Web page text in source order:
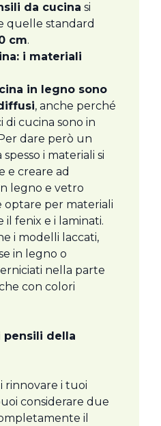
da cucina si
quelle standard
cm.
i materiali
in legno sono
, anche perché
di cucina sono in
dare però un
i materiali si
e creare ad
legno e vetro
per materiali
il fenix e i laminati.
i modelli laccati,
in legno o
nella parte
con colori
pensili della
rinnovare i tuoi
considerare due
il